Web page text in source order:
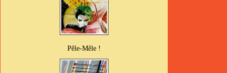
Pêle-Mêle !